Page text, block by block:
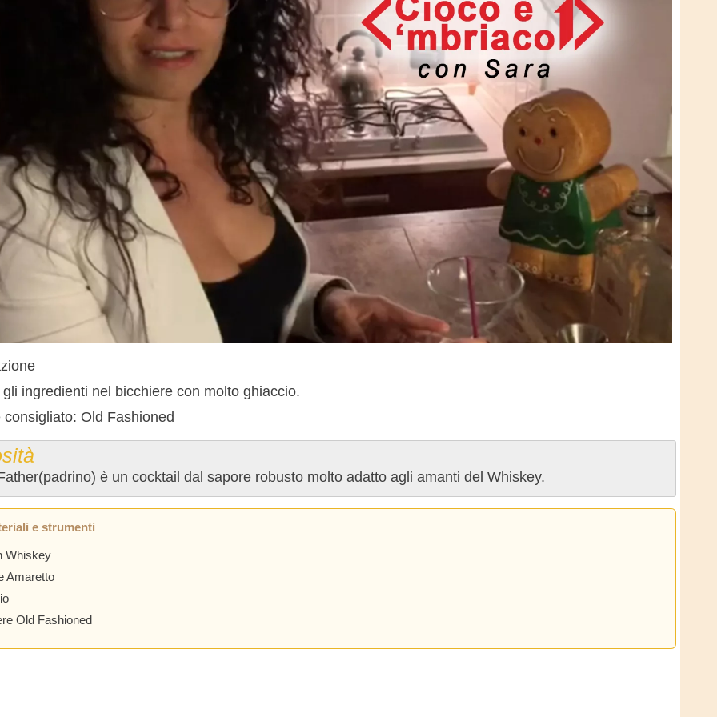
ingredienti nel bicchiere con molto ghiaccio.
consigliato: Old Fashioned
è un cocktail dal sapore robusto molto adatto agli amanti del Whiskey.
e strumenti
Whiskey
Amaretto
Old Fashioned